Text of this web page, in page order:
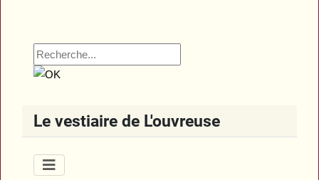
Le vestiaire de L'ouvreuse